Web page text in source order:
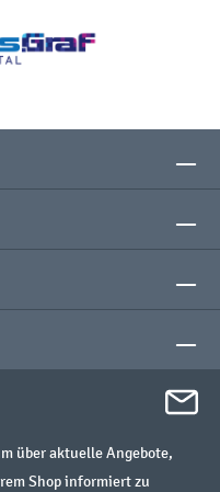
über aktuelle Angebote,
Shop informiert zu